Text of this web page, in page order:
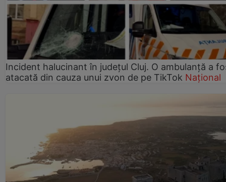
Incident halucinant în județul Cluj. O ambulanță a
atacată din cauza unui zvon de pe TikTok Național